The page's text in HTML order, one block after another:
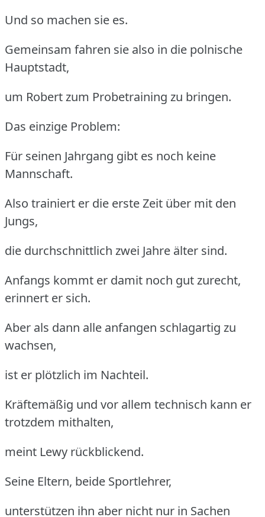
Und so machen sie es.
Gemeinsam fahren sie also in die polnische
Hauptstadt,
um Robert zum Probetraining zu bringen.
Das einzige Problem:
Für seinen Jahrgang gibt es noch keine
Mannschaft.
Also trainiert er die erste Zeit über mit den
Jungs,
die durchschnittlich zwei Jahre älter sind.
Anfangs kommt er damit noch gut zurecht,
erinnert er sich.
Aber als dann alle anfangen schlagartig zu
wachsen,
ist er plötzlich im Nachteil.
Kräftemäßig und vor allem technisch kann er
trotzdem mithalten,
meint Lewy rückblickend.
Seine Eltern, beide Sportlehrer,
unterstützen ihn aber nicht nur in Sachen